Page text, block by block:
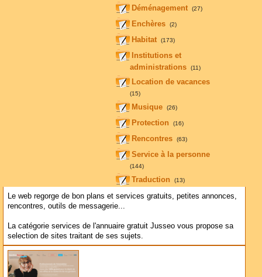
Déménagement (27)
Enchères (2)
Habitat (173)
Institutions et
administrations
(11)
Location de vacances
(15)
Musique (26)
Protection (16)
Rencontres (63)
Service à la personne
(144)
Traduction (13)
Le web regorge de bon plans et services gratuits, petites annonces,
rencontres, outils de messagerie...
La catégorie services de l'annuaire gratuit Jusseo vous propose sa
selection de sites traitant de ses sujets.